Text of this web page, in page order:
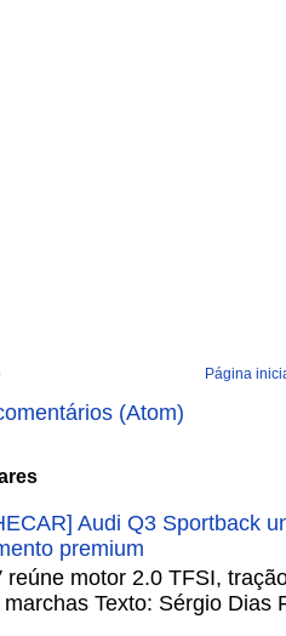
Página
(Atom)
Audi Q3 Sportback
premium
reúne motor 2.0 TFSI,
Texto: Sérgio Dias